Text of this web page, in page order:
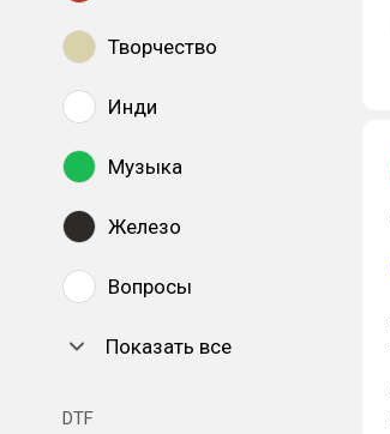
Творчество
Инди
Музыка
Железо
Вопросы
Показать все
DTF